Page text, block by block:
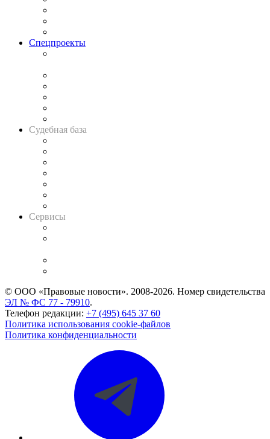
Спецпроекты
Судебная база
Сервисы
© ООО «Правовые новости». 2008-2026. Номер свидетельства
ЭЛ № ФС 77 - 79910.
Телефон редакции: +7 (495) 645 37 60
Политика использования cookie-файлов
Политика конфиденциальности